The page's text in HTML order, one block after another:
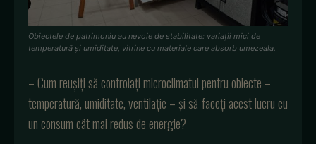
Obiectele de patrimoniu au nevoie de stabilitate: variații mici de
temperatură și umiditate, vitrine cu materiale care absorb umezeala.
– Cum reușiți să controlați microclimatul pentru obiecte –
temperatură, umiditate, ventilație – și să faceți acest lucru cu
un consum cât mai redus de energie?